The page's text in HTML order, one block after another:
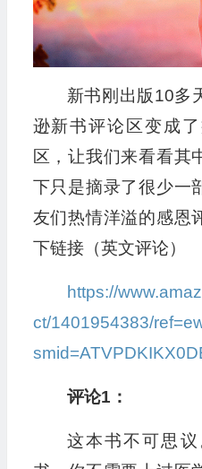
新书刚出版10多
逊新书评论区变成
区，让我们来看看其
下只是摘录了很少一
友们热情洋溢的感恩
下链接（英文评论）
https://
ct/1401954383/
评论1：
这本书不可思